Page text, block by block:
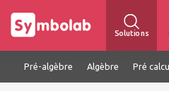
Solutions
Pré-algèbre Algèbre Pré